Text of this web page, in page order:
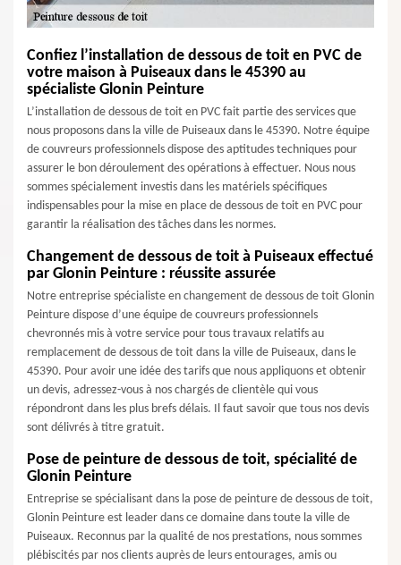
Confiez l’installation de dessous de toit en PVC de
votre maison à Puiseaux dans le 45390 au
spécialiste Glonin Peinture
L’installation de dessous de toit en PVC fait partie des services que
nous proposons dans la ville de Puiseaux dans le 45390. Notre équipe
de couvreurs professionnels dispose des aptitudes techniques pour
assurer le bon déroulement des opérations à effectuer. Nous nous
sommes spécialement investis dans les matériels spécifiques
indispensables pour la mise en place de dessous de toit en PVC pour
garantir la réalisation des tâches dans les normes.
Changement de dessous de toit à Puiseaux effectué
par Glonin Peinture : réussite assurée
Notre entreprise spécialiste en changement de dessous de toit Glonin
Peinture dispose d’une équipe de couvreurs professionnels
chevronnés mis à votre service pour tous travaux relatifs au
remplacement de dessous de toit dans la ville de Puiseaux, dans le
45390. Pour avoir une idée des tarifs que nous appliquons et obtenir
un devis, adressez-vous à nos chargés de clientèle qui vous
répondront dans les plus brefs délais. Il faut savoir que tous nos devis
sont délivrés à titre gratuit.
Pose de peinture de dessous de toit, spécialité de
Glonin Peinture
Entreprise se spécialisant dans la pose de peinture de dessous de toit,
Glonin Peinture est leader dans ce domaine dans toute la ville de
Puiseaux. Reconnus par la qualité de nos prestations, nous sommes
plébiscités par nos clients auprès de leurs entourages, amis ou